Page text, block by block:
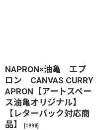
NAPRON×油亀 エプ
ロン CANVAS CURRY
APRON【アートスペー
ス油亀オリジナル】
【レターパック対応商
品】
[1998]